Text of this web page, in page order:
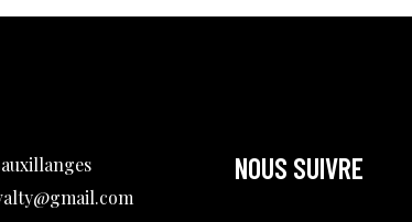
NOUS SUIVRE